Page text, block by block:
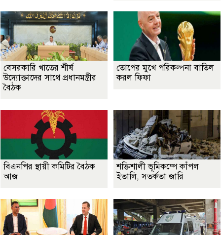
বেসরকারি খাতের শীর্ষ
উদ্যোক্তাদের সাথে প্রধানমন্ত্রীর
বৈঠক
তোপের মুখে পরিকল্পনা বাতিল
করল ফিফা
বিএনপির স্থায়ী কমিটির বৈঠক
আজ
শক্তিশালী ভূমিকম্পে কাঁপল
ইতালি, সতর্কতা জারি